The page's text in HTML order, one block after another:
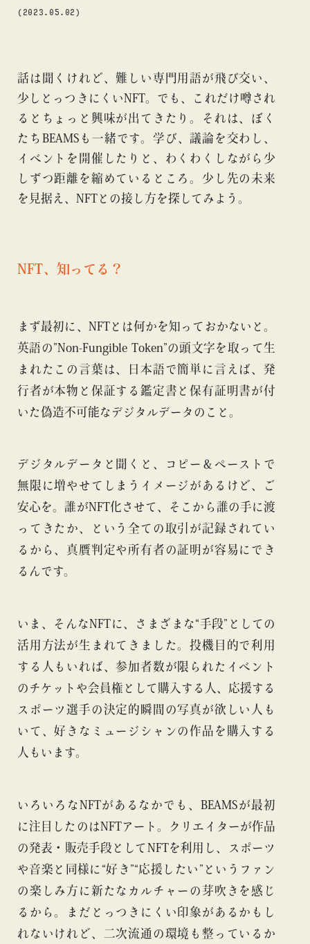
blog blog
(2023.05.02)
話は聞くけれど、難しい専門用語が飛び交い、
少しとっつきにくいNFT。でも、これだけ噂され
るとちょっと興味が出てきたり。それは、ぼく
たちBEAMSも一緒です。学び、議論を交わし、
イベントを開催したりと、わくわくしながら少
しずつ距離を縮めているところ。少し先の未来
を見据え、NFTとの接し方を探してみよう。
NFT、知ってる？
まず最初に、NFTとは何かを知っておかないと。
英語の”Non-Fungible Token”の頭文字を取って生
まれたこの言葉は、日本語で簡単に言えば、発
行者が本物と保証する鑑定書と保有証明書が付
いた偽造不可能なデジタルデータのこと。
デジタルデータと聞くと、コピー＆ペーストで
無限に増やせてしまうイメージがあるけど、ご
安心を。誰がNFT化させて、そこから誰の手に渡
ってきたか、という全ての取引が記録されてい
るから、真贋判定や所有者の証明が容易にでき
るんです。
いま、そんなNFTに、さまざまな“手段”としての
活用方法が生まれてきました。投機目的で利用
する人もいれば、参加者数が限られたイベント
のチケットや会員権として購入する人、応援する
スポーツ選手の決定的瞬間の写真が欲しい人も
いて、好きなミュージシャンの作品を購入する
人もいます。
いろいろなNFTがあるなかでも、BEAMSが最初
に注目したのはNFTアート。クリエイターが作品
の発表・販売手段としてNFTを利用し、スポーツ
や音楽と同様に“好き”“応援したい”というファン
の楽しみ方に新たなカルチャーの芽吹きを感じ
るから。まだとっつきにくい印象があるかもし
れないけれど、二次流通の環境も整っているか